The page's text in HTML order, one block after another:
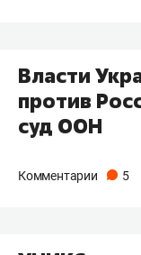
Власти
против
суд ООН
Комментарии 5